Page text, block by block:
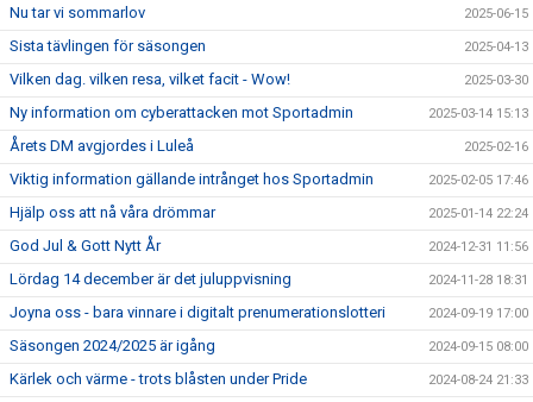
Nu tar vi sommarlov 2025-06-15
Sista tävlingen för säsongen 2025-04-13
Vilken dag. vilken resa, vilket facit - Wow! 2025-03-30
Ny information om cyberattacken mot Sportadmin 2025-03-14 15:13
Årets DM avgjordes i Luleå 2025-02-16
Viktig information gällande intrånget hos Sportadmin 2025-02-05 17:46
Hjälp oss att nå våra drömmar 2025-01-14 22:24
God Jul & Gott Nytt År 2024-12-31 11:56
Lördag 14 december är det juluppvisning 2024-11-28 18:31
Joyna oss - bara vinnare i digitalt prenumerationslotteri 2024-09-19 17:00
Säsongen 2024/2025 är igång 2024-09-15 08:00
Kärlek och värme - trots blåsten under Pride 2024-08-24 21:33